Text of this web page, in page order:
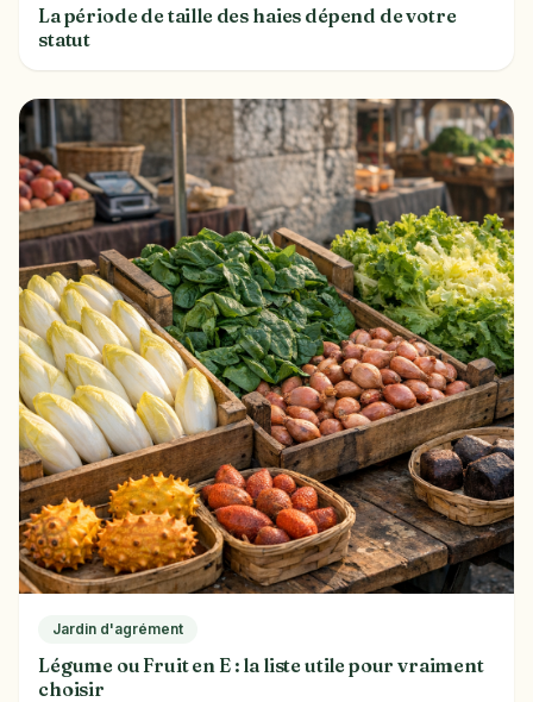
La période de taille des haies dépend de votre
statut
Jardin d'agrément
Légume ou Fruit en E : la liste utile pour vraiment
choisir